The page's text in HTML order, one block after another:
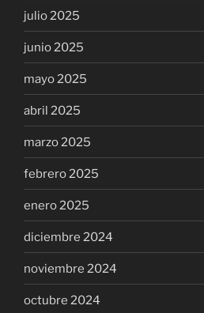
julio 2025
junio 2025
mayo 2025
abril 2025
marzo 2025
febrero 2025
enero 2025
diciembre 2024
noviembre 2024
octubre 2024